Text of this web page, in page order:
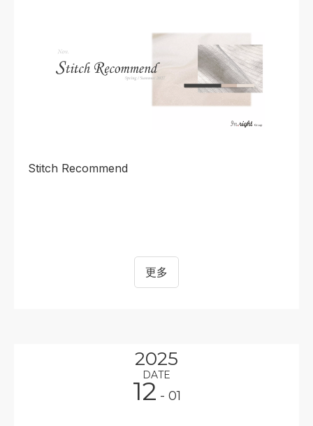
Stitch Recommend
更多
2025
DATE
12 - 01